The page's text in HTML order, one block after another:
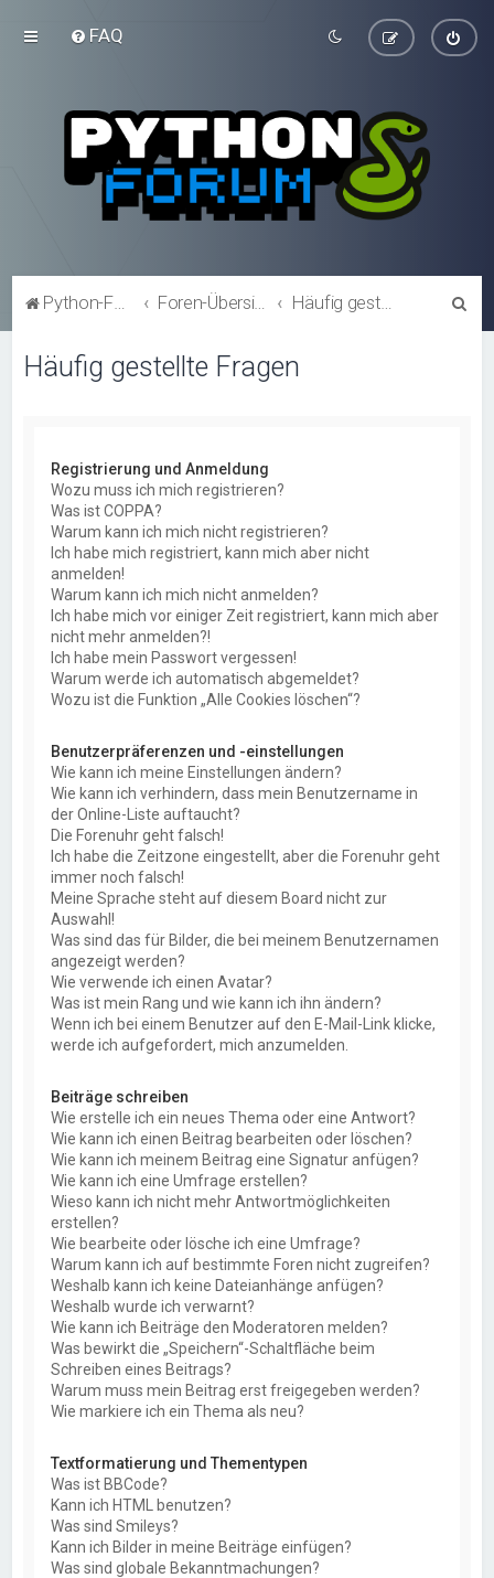
FAQ
Python-Forum.de Foren-Übersicht
Häufig gestellte Fragen
Registrierung und Anmeldung
Wozu muss ich mich registrieren?
Was ist COPPA?
Warum kann ich mich nicht registrieren?
Ich habe mich registriert, kann mich aber nicht
anmelden!
Warum kann ich mich nicht anmelden?
Ich habe mich vor einiger Zeit registriert, kann mich aber
nicht mehr anmelden?!
Ich habe mein Passwort vergessen!
Warum werde ich automatisch abgemeldet?
Wozu ist die Funktion „Alle Cookies löschen“?
Benutzerpräferenzen und -einstellungen
Wie kann ich meine Einstellungen ändern?
Wie kann ich verhindern, dass mein Benutzername in
der Online-Liste auftaucht?
Die Forenuhr geht falsch!
Ich habe die Zeitzone eingestellt, aber die Forenuhr geht
immer noch falsch!
Meine Sprache steht auf diesem Board nicht zur
Auswahl!
Was sind das für Bilder, die bei meinem Benutzernamen
angezeigt werden?
Wie verwende ich einen Avatar?
Was ist mein Rang und wie kann ich ihn ändern?
Wenn ich bei einem Benutzer auf den E-Mail-Link klicke,
werde ich aufgefordert, mich anzumelden.
Beiträge schreiben
Wie erstelle ich ein neues Thema oder eine Antwort?
Wie kann ich einen Beitrag bearbeiten oder löschen?
Wie kann ich meinem Beitrag eine Signatur anfügen?
Wie kann ich eine Umfrage erstellen?
Wieso kann ich nicht mehr Antwortmöglichkeiten
erstellen?
Wie bearbeite oder lösche ich eine Umfrage?
Warum kann ich auf bestimmte Foren nicht zugreifen?
Weshalb kann ich keine Dateianhänge anfügen?
Weshalb wurde ich verwarnt?
Wie kann ich Beiträge den Moderatoren melden?
Was bewirkt die „Speichern“-Schaltfläche beim
Schreiben eines Beitrags?
Warum muss mein Beitrag erst freigegeben werden?
Wie markiere ich ein Thema als neu?
Textformatierung und Thementypen
Was ist BBCode?
Kann ich HTML benutzen?
Was sind Smileys?
Kann ich Bilder in meine Beiträge einfügen?
Was sind globale Bekanntmachungen?